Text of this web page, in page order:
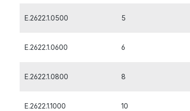
E.2622.1.0500 5
E.2622.1.0600 6
E.2622.1.0800 8
E.2622.1.1000 10